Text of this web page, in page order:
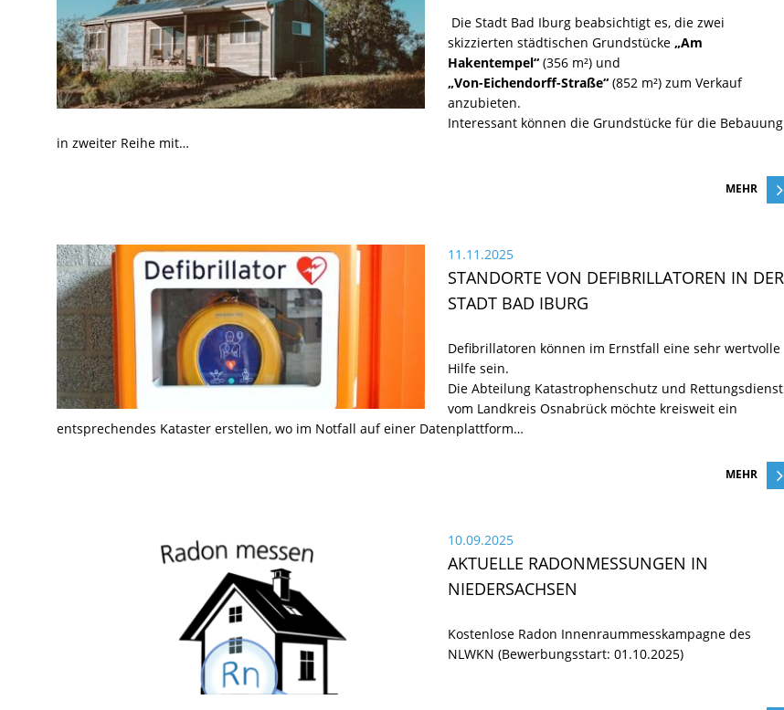
Die Stadt Bad Iburg beabsichtigt es, die zwei
skizzierten städtischen Grundstücke „Am
Hakentempel“ (356 m²) und
„Von-Eichendorff-Straße“ (852 m²) zum Verkauf
anzubieten.
Interessant können die Grundstücke für die Bebauung
in zweiter Reihe mit…
MEHR
11.11.2025
STANDORTE VON DEFIBRILLATOREN IN DER
STADT BAD IBURG
Defibrillatoren können im Ernstfall eine sehr wertvolle
Hilfe sein.
Die Abteilung Katastrophenschutz und Rettungsdienst
vom Landkreis Osnabrück möchte kreisweit ein
entsprechendes Kataster erstellen, wo im Notfall auf einer Datenplattform…
MEHR
10.09.2025
AKTUELLE RADONMESSUNGEN IN
NIEDERSACHSEN
Kostenlose Radon Innenraummesskampagne des
NLWKN (Bewerbungsstart: 01.10.2025)